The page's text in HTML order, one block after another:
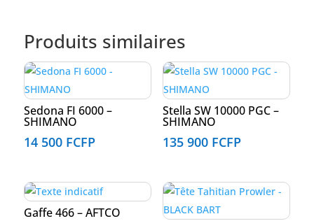
Produits similaires
Sedona FI 6000 –
SHIMANO
14 500 FCFP
Stella SW 10000 PGC –
SHIMANO
135 900 FCFP
Gaffe 466 – AFTCO